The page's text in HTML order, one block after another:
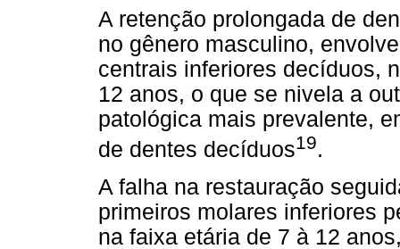
A retenção prolongada de
no gênero masculino,
centrais inferiores decíduos,
12 anos, o que se nivela a
patológica mais prevalente,
de dentes decíduos19.
A falha na restauração
primeiros molares inferiores
na faixa etária de 7 à 12